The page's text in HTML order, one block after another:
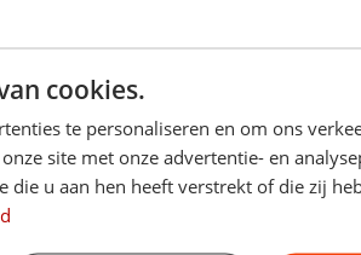
cookies.
te personaliseren en om ons
site met onze advertentie- en
u aan hen heeft verstrekt of die zij